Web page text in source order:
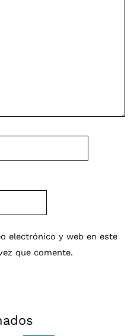
electrónico y web en este
que comente.